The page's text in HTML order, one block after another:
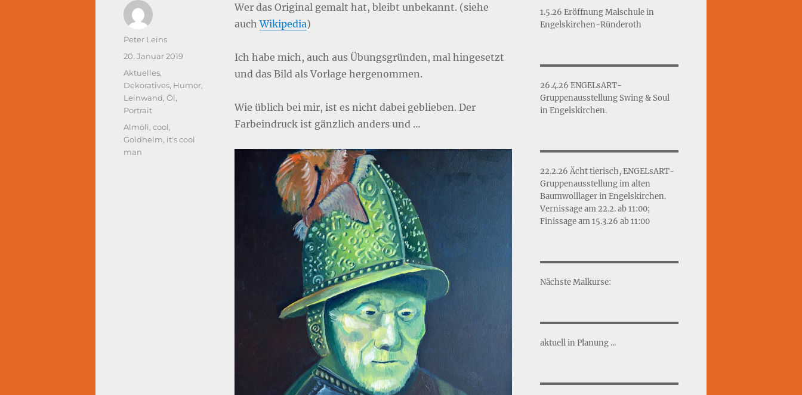
Wer das Original gemalt hat, bleibt unbekannt. (siehe
auchWikipedia)
Ich habe mich, auch aus Übungsgründen, mal hingesetzt
und das Bild als Vorlage hergenommen.
Wie üblich bei mir, ist es nicht dabei geblieben. Der
Farbeindruck ist gänzlich anders und …
Autor
Peter Leins
Veröffentlicht
am
20. Januar 2019
Kategorien
Aktuelles,
Dekoratives, Humor,
Leinwand, Öl,
Portrait
Schlagwörter
Almöli, cool,
Goldhelm, it's cool
man
1.5.26 Eröffnung Malschule in
Engelskirchen-Ründeroth
26.4.26 ENGELsART-
Gruppenausstellung Swing & Soul
in Engelskirchen.
22.2.26 Ächt tierisch, ENGELsART-
Gruppenausstellung im alten
Baumwolllager in Engelskirchen.
Vernissage am 22.2. ab 11:00;
Finissage am 15.3.26 ab 11:00
Nächste Malkurse:
aktuell in Planung ...